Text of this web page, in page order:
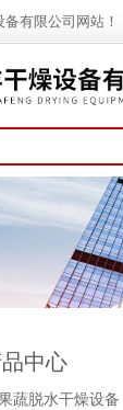
有限公司网站！
中心
蔬脱水干燥设备